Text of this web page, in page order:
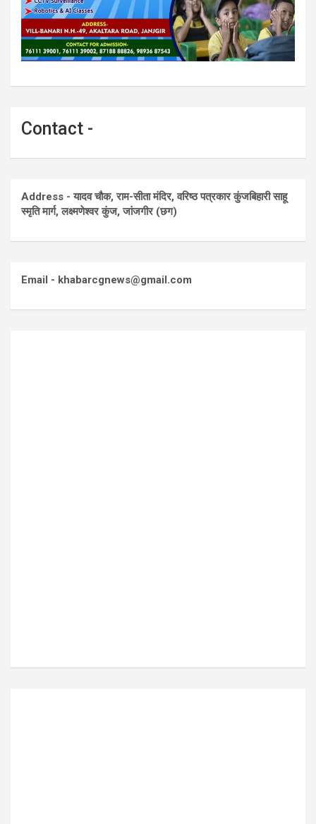
Contact -
Address - यादव चौक, राम-सीता मंदिर, वरिष्ठ पत्रकार कुंजबिहारी साहू
स्मृति मार्ग, लक्ष्मणेश्वर कुंज, जांजगीर (छग)
Email - khabarcgnews@gmail.com